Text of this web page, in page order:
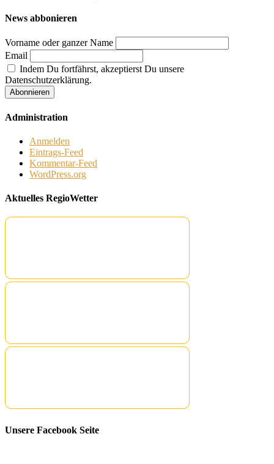
News abbonieren
Vorname oder ganzer Name
Email
Indem Du fortfährst, akzeptierst Du unsere
Datenschutzerklärung.
Administration
Anmelden
Eintrags-Feed
Kommentar-Feed
WordPress.org
Aktuelles RegioWetter
Unsere Facebook Seite